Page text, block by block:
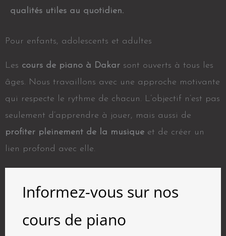
qualités utiles au quotidien.
Pour enfants, adolescents et adultes
Les cours de piano à Dakar sont ouverts à tous les
âges. Nous travaillons avec une approche motivante
qui respecte le rythme de chacun. L’objectif n’est pas
seulement d’apprendre à jouer, mais aussi de
profiter pleinement de la musique et de créer un
lien profond avec elle.
Informez-vous sur nos
cours de piano